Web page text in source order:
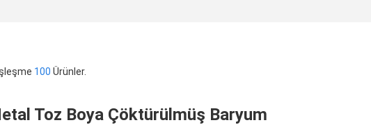
100 Ürünler.
Toz Boya Çöktürülmüş Baryum